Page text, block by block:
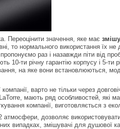
Переоцінити значення, яке має
то нормального використання їх не
раз і назавжди піти від
10-ти річну гарантію корпусу і 5-ти
на яке вони встановлюються,
варто не тільки через
мають ряд особливостей, які
компанії, виготовляється з
атмосфери, дозволяє
випадках, змішувачі для душової